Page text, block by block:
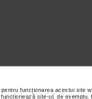
funcționarea acestui site
site-ul, de